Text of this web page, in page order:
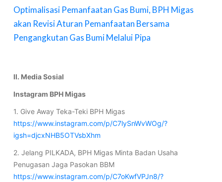
Optimalisasi Pemanfaatan Gas Bumi, BPH Migas
akan Revisi Aturan Pemanfaatan Bersama
Pengangkutan Gas Bumi Melalui Pipa
II. Media Sosial
Instagram BPH Migas
1. Give Away Teka-Teki BPH Migas
https://www.instagram.com/p/C7lySnWvWOg/?
igsh=djcxNHB5OTVsbXhm
2. Jelang PILKADA, BPH Migas Minta Badan Usaha
Penugasan Jaga Pasokan BBM
https://www.instagram.com/p/C7oKwfVPJn8/?